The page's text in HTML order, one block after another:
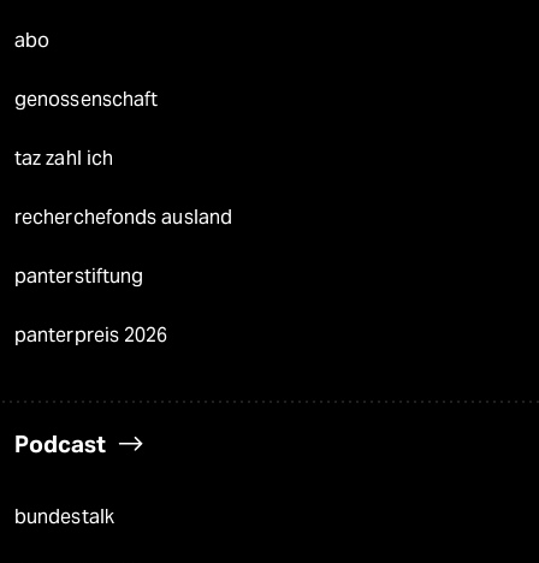
abo
genossenschaft
taz zahl ich
recherchefonds ausland
panterstiftung
panterpreis 2026
Podcast
bundestalk